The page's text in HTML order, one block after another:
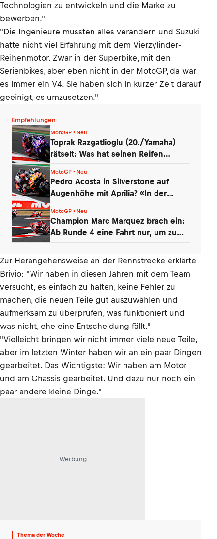
Technologien zu entwickeln und die Marke zu
bewerben."
"Die Ingenieure mussten alles verändern und Suzuki
hatte nicht viel Erfahrung mit dem Vierzylinder-
Reihenmotor. Zwar in der Superbike, mit den
Serienbikes, aber eben nicht in der MotoGP, da war
es immer ein V4. Sie haben sich in kurzer Zeit darauf
geeinigt, es umzusetzen."
Empfehlungen
MotoGP • Neu
Toprak Razgatlioglu (20./Yamaha)
rätselt: Was hat seinen Reifen
MotoGP • Neu
Pedro Acosta in Silverstone auf
Augenhöhe mit Aprilia? «In der
MotoGP • Neu
Champion Marc Marquez brach ein:
Ab Runde 4 eine Fahrt nur, um zu
Zur Herangehensweise an der Rennstrecke erklärte
Brivio: "Wir haben in diesen Jahren mit dem Team
versucht, es einfach zu halten, keine Fehler zu
machen, die neuen Teile gut auszuwählen und
aufmerksam zu überprüfen, was funktioniert und
was nicht, ehe eine Entscheidung fällt."
"Vielleicht bringen wir nicht immer viele neue Teile,
aber im letzten Winter haben wir an ein paar Dingen
gearbeitet. Das Wichtigste: Wir haben am Motor
und am Chassis gearbeitet. Und dazu nur noch ein
paar andere kleine Dinge."
Werbung
Thema der Woche